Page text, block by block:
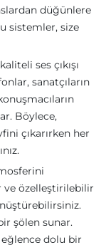
düğünlere
sistemler, size
ses çıkışı
sanatçıların
Böylece,
çıkarırken her
ve özelleştirilebilir
şölen sunar.
dolu bir